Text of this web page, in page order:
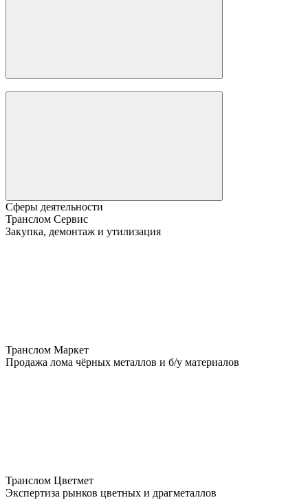
Сферы деятельности
Транслом Сервис
Закупка, демонтаж и утилизация
Транслом Маркет
Продажа лома чёрных металлов и б/у материалов
Транслом Цветмет
Экспертиза рынков цветных и драгметаллов